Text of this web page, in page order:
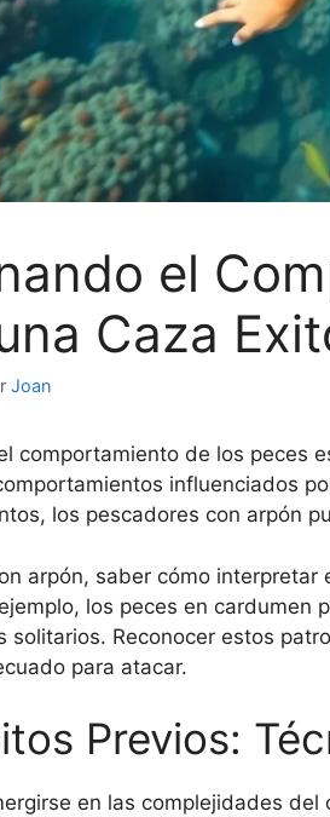
el
Caza
Joan
comportamiento de los peces
influenciados
los pescadores con arpón
arpón, saber cómo
los peces en cardumen
solitarios. Reconocer estos
para atacar.
Previos:
en las complejidades